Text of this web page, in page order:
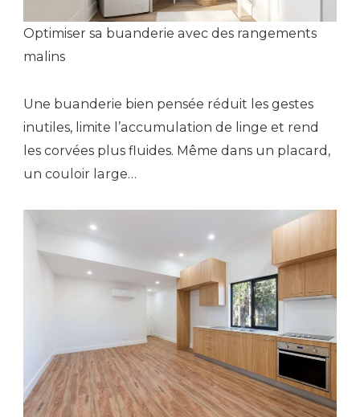
Optimiser sa buanderie avec des rangements
malins
Une buanderie bien pensée réduit les gestes
inutiles, limite l’accumulation de linge et rend
les corvées plus fluides. Même dans un placard,
un couloir large…